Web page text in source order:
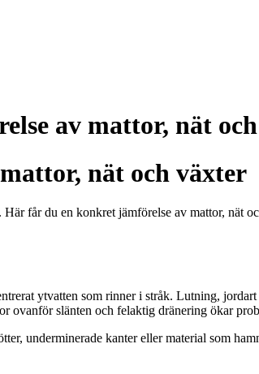
av mattor, nät
nät och växter
får du en konkret jämförelse av mattor, nät
ytvatten som rinner i stråk. Lutning,
ovanför slänten och felaktig dränering ökar
underminerade kanter eller material som